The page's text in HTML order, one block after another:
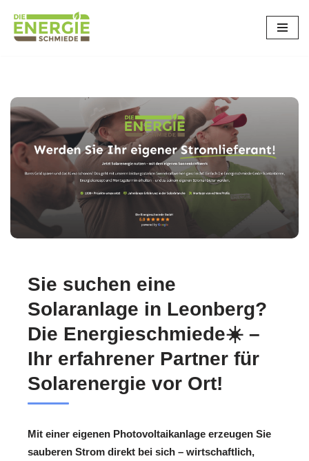
Zum
Sie suchen eine
Solaranlage in Leonberg?
Die Energieschmiede☀️ –
Ihr erfahrener Partner für
Solarenergie vor Ort!
Mit einer eigenen Photovoltaikanlage erzeugen Sie
sauberen Strom direkt bei sich – wirtschaftlich,